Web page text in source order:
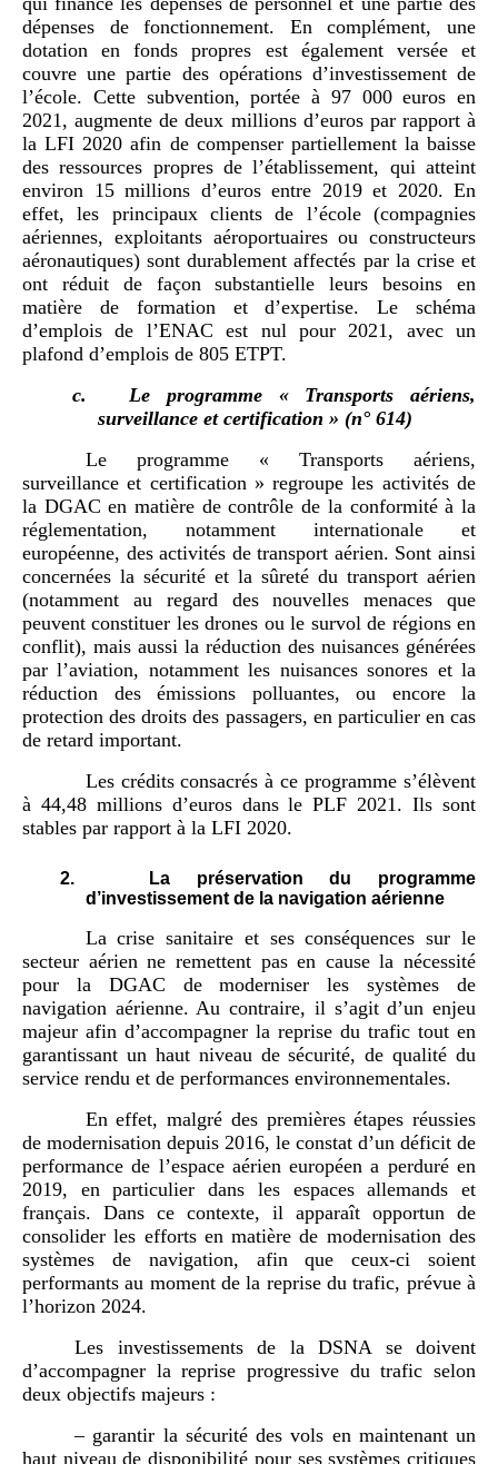
dépenses de fonctionnement. En complément, une
dotation en fonds propres est également versée et
couvre une partie des opérations d’investissement de
l’école. Cette subvention, portée à 97 000 euros en
2021, augmente de deux millions d’euros par rapport à
la LFI 2020 afin de compenser partiellement la baisse
des ressources propres de l’établissement, qui atteint
environ 15 millions d’euros entre 2019 et 2020. En
effet, les principaux clients de l’école (compagnies
aériennes, exploitants aéroportuaires ou constructeurs
aéronautiques) sont durablement affectés par la crise et
ont réduit de façon substantielle leurs besoins en
matière de formation et d’expertise. Le schéma
d’emplois de l’ENAC est nul pour 2021, avec un
plafond d’emplois de 805 ETPT.
c.
Le programme « Transports aériens,
surveillance et certification » (n° 614)
Le programme « Transports aériens,
surveillance et certification » regroupe les activités de
la DGAC en matière de contrôle de la conformité à la
réglementation, notamment internationale et
européenne, des activités de transport aérien. Sont ainsi
concernées la sécurité et la sûreté du transport aérien
(notamment au regard des nouvelles menaces que
peuvent constituer les drones ou le survol de régions en
conflit), mais aussi la réduction des nuisances générées
par l’aviation, notamment les nuisances sonores et la
réduction des émissions polluantes, ou encore la
protection des droits des passagers, en particulier en cas
de retard important.
Les crédits consacrés à ce programme s’élèvent
à 44,48 millions d’euros dans le PLF 2021. Ils sont
stables par rapport à la LFI 2020.
2.
La préservation du programme
d’investissement de la navigation aérienne
La crise sanitaire et ses conséquences sur le
secteur aérien ne remettent pas en cause la nécessité
pour la DGAC de moderniser les systèmes de
navigation aérienne. Au contraire, il s’agit d’un enjeu
majeur afin d’accompagner la reprise du trafic tout en
garantissant un haut niveau de sécurité, de qualité du
service rendu et de performances environnementales.
En effet, malgré des premières étapes réussies
de modernisation depuis 2016, le constat d’un déficit de
performance de l’espace aérien européen a perduré en
2019, en particulier dans les espaces allemands et
français. Dans ce contexte, il apparaît opportun de
consolider les efforts en matière de modernisation des
systèmes de navigation, afin que ceux-ci soient
performants au moment de la reprise du trafic, prévue à
l’horizon 2024.
Les investissements de la DSNA se doivent
d’accompagner la reprise progressive du trafic selon
deux objectifs majeurs :
– garantir la sécurité des vols en maintenant un
haut niveau de disponibilité pour ses systèmes critiques